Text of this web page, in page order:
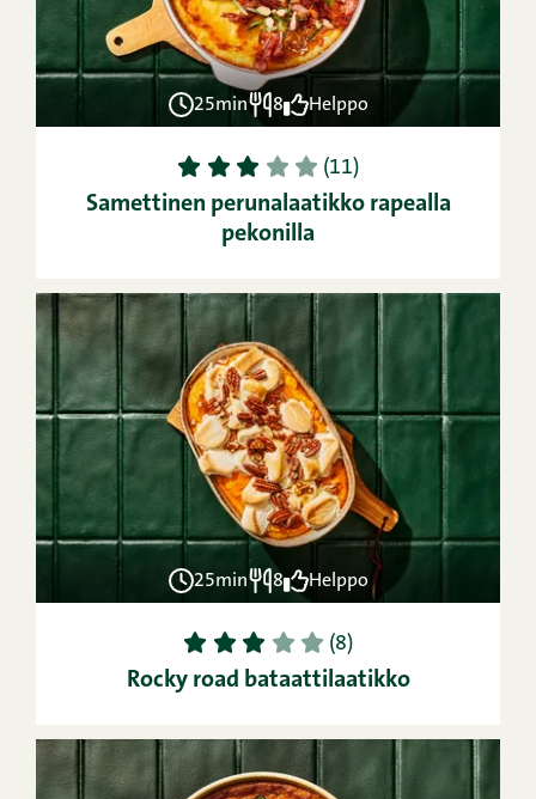
25min 8 Helppo
1 2 3 4 5 (11)
Samettinen perunalaatikko rapealla
pekonilla
25min 8 Helppo
1 2 3 4 5 (8)
Rocky road bataattilaatikko